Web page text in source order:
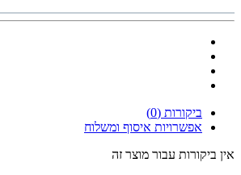
ביקורות (0)
אפשרויות איסוף ומשלוח
אין ביקורות עבור מוצר זה